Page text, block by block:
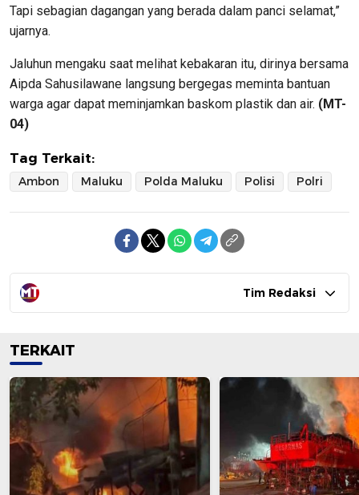
Tapi sebagian dagangan yang berada dalam panci selamat,”
ujarnya.
Jaluhun mengaku saat melihat kebakaran itu, dirinya bersama
Aipda Sahusilawane langsung bergegas meminta bantuan
warga agar dapat meminjamkan baskom plastik dan air. (MT-
04)
Tag Terkait:
Ambon Maluku Polda Maluku Polisi Polri
Tim Redaksi
TERKAIT